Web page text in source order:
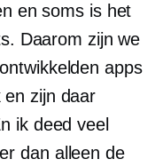
en soms is het
Daarom zijn we
apps
en zijn daar
ik deed veel
dan alleen de